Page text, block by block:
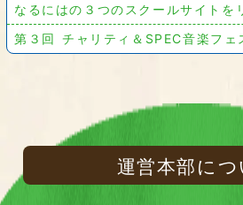
なるにはの３つのスクールサイトを
第３回 チャリティ＆SPEC音楽フェ
運営本部につ